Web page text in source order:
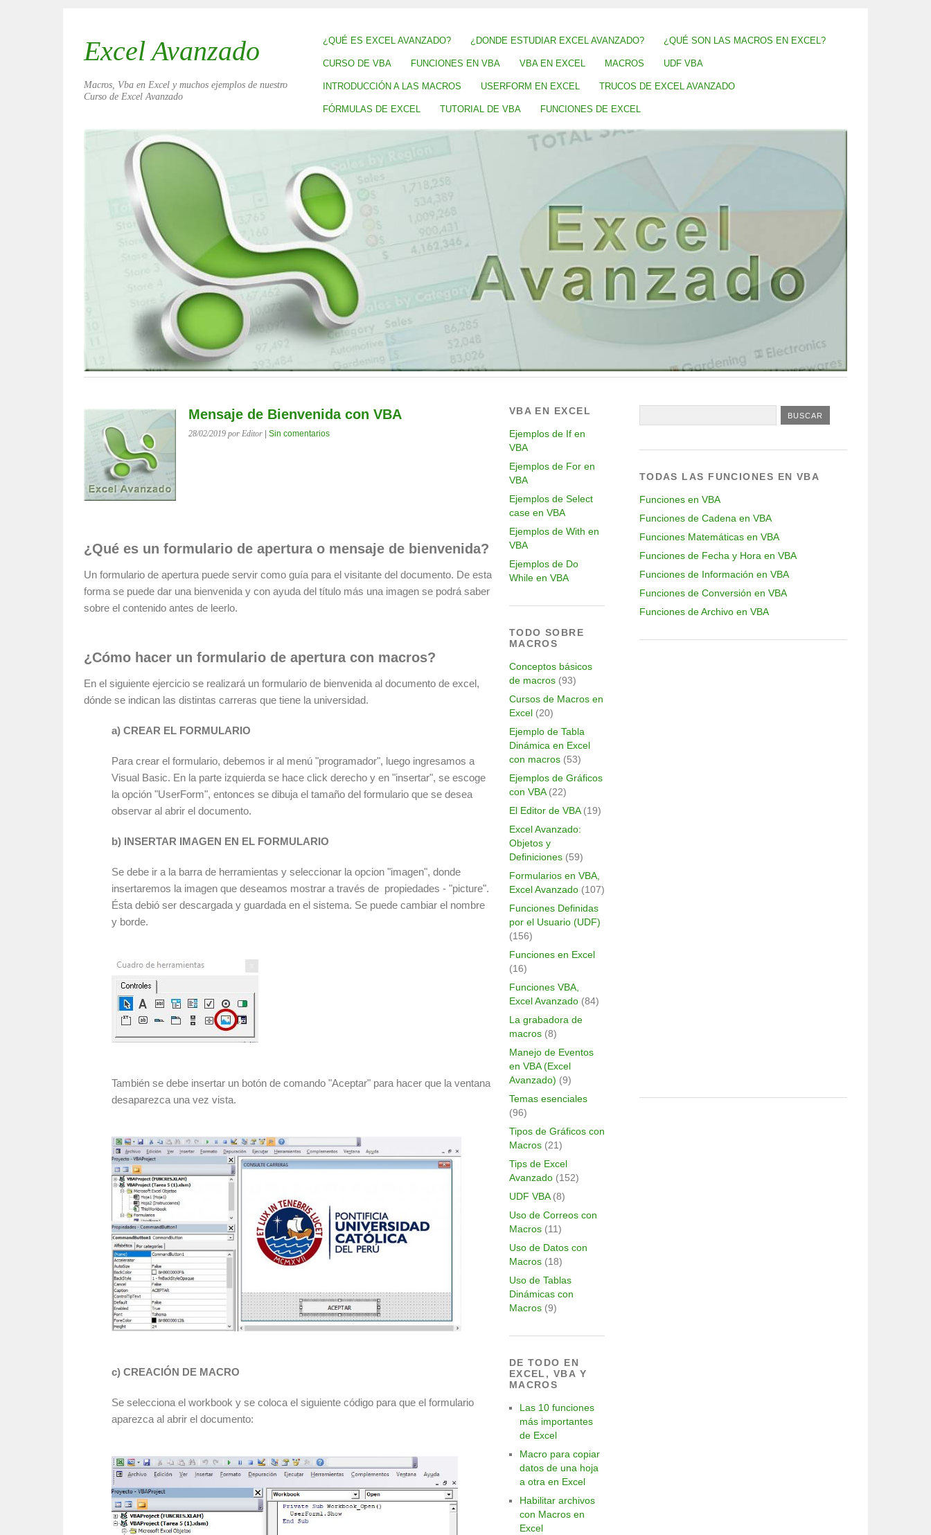
¿QUÉ ES EXCEL AVANZADO? ¿DONDE ESTUDIAR EXCEL AVANZADO? ¿QUÉ SON LAS MACROS EN EXCEL?
CURSO DE VBA FUNCIONES EN VBA VBA EN EXCEL MACROS UDF VBA
INTRODUCCIÓN A LAS MACROS USERFORM EN EXCEL TRUCOS DE EXCEL AVANZADO
FÓRMULAS DE EXCEL TUTORIAL DE VBA FUNCIONES DE EXCEL
Excel Avanzado
Macros, Vba en Excel y muchos ejemplos de nuestro
Curso de Excel Avanzado
Mensaje de Bienvenida con VBA
28/02/2019 por Editor| Sin comentarios
¿Qué es un formulario de apertura o mensaje de bienvenida?
Un formulario de apertura puede servir como guía para el visitante del documento. De esta
forma se puede dar una bienvenida y con ayuda del título más una imagen se podrá saber
sobre el contenido antes de leerlo.
¿Cómo hacer un formulario de apertura con macros?
En el siguiente ejercicio se realizará un formulario de bienvenida al documento de excel,
dónde se indican las distintas carreras que tiene la universidad.
a) CREAR EL FORMULARIO
Para crear el formulario, debemos ir al menú "programador", luego ingresamos a
Visual Basic. En la parte izquierda se hace click derecho y en "insertar", se escoge
la opción "UserForm", entonces se dibuja el tamaño del formulario que se desea
observar al abrir el documento.
b) INSERTAR IMAGEN EN EL FORMULARIO
Se debe ir a la barra de herramientas y seleccionar la opcion "imagen", donde
insertaremos la imagen que deseamos mostrar a través de propiedades - "picture".
Ésta debió ser descargada y guardada en el sistema. Se puede cambiar el nombre
y borde.
También se debe insertar un botón de comando "Aceptar" para hacer que la ventana
desaparezca una vez vista.
c) CREACIÓN DE MACRO
Se selecciona el workbook y se coloca el siguiente código para que el formulario
aparezca al abrir el documento:
VBA EN EXCEL
Ejemplos de If en
VBA
Ejemplos de For en
VBA
Ejemplos de Select
case en VBA
Ejemplos de With en
VBA
Ejemplos de Do
While en VBA
TODO SOBRE
MACROS
Conceptos básicos
de macros(93)
Cursos de Macros en
Excel(20)
Ejemplo de Tabla
Dinámica en Excel
con macros(53)
Ejemplos de Gráficos
con VBA(22)
El Editor de VBA(19)
Excel Avanzado:
Objetos y
Definiciones(59)
Formularios en VBA,
Excel Avanzado(107)
Funciones Definidas
por el Usuario (UDF)
(156)
Funciones en Excel
(16)
Funciones VBA,
Excel Avanzado(84)
La grabadora de
macros(8)
Manejo de Eventos
en VBA (Excel
Avanzado) (9)
Temas esenciales
(96)
Tipos de Gráficos con
Macros(21)
Tips de Excel
Avanzado(152)
UDF VBA(8)
Uso de Correos con
Macros(11)
Uso de Datos con
Macros(18)
Uso de Tablas
Dinámicas con
Macros(9)
DE TODO EN
EXCEL, VBA Y
MACROS
Las 10 funciones
más importantes
de Excel
Macro para copiar
datos de una hoja
a otra en Excel
Habilitar archivos
con Macros en
Excel
TODAS LAS FUNCIONES EN VBA
Funciones en VBA
Funciones de Cadena en VBA
Funciones Matemáticas en VBA
Funciones de Fecha y Hora en VBA
Funciones de Información en VBA
Funciones de Conversión en VBA
Funciones de Archivo en VBA